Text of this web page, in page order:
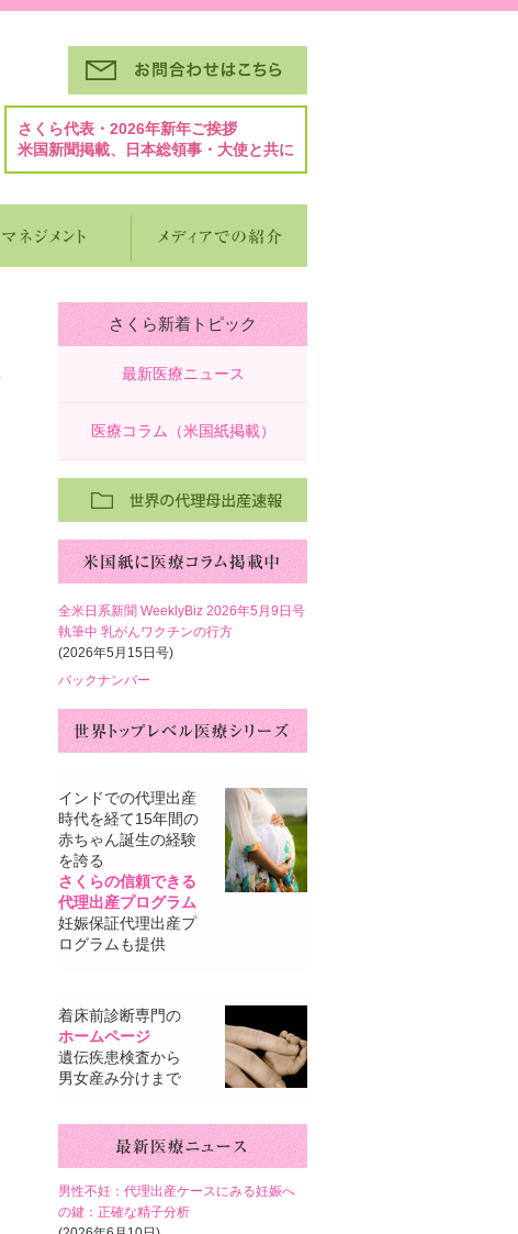
さくら代表・2026年新年ご挨拶
米国新聞掲載、日本総領事・大使と共に
さくら新着トピック
最新医療ニュース
医療コラム（米国紙掲載）
全米日系新聞 WeeklyBiz 2026年5月9日号
執筆中 乳がんワクチンの行方
(2026年5月15日号)
バックナンバー
インドでの代理出産
時代を経て15年間の
赤ちゃん誕生の経験
を誇る
さくらの信頼できる
代理出産プログラム
妊娠保証代理出産プ
ログラムも提供
着床前診断専門の
ホームページ
遺伝疾患検査から
男女産み分けまで
男性不妊：代理出産ケースにみる妊娠へ
の鍵：正確な精子分析